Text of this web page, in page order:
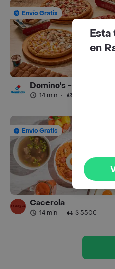
Envío Gratis
Domino's - Pizza
14 min ·
Envío Gratis
Cacerola
14 min · $ 5500
Esta
en